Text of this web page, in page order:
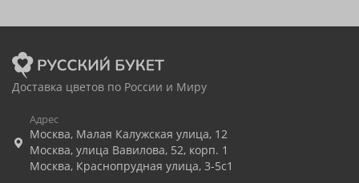
Доставка цветов по России и Миру
Адрес
Москва, Малая Калужская улица, 12
Москва, улица Вавилова, 52, корп. 1
Москва, Краснопрудная улица, 3-5с1